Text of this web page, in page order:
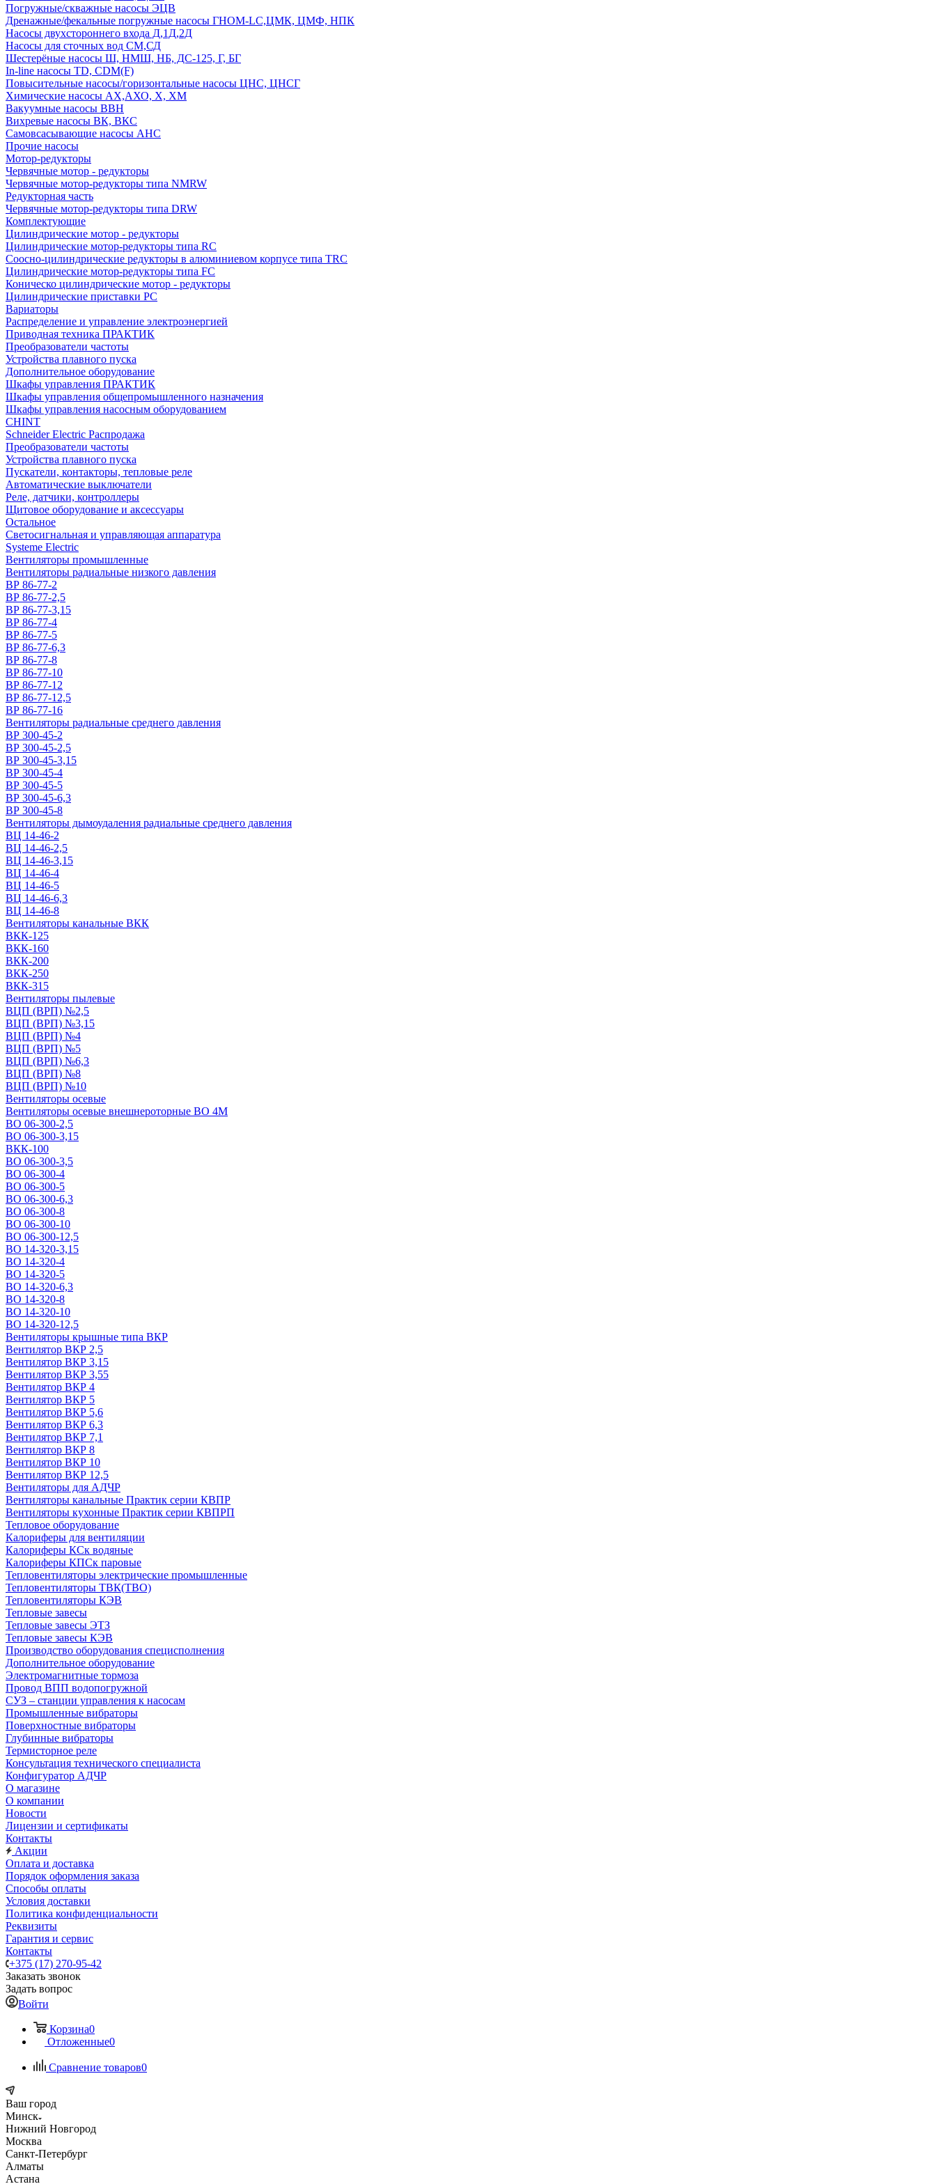
Погружные/скважные насосы ЭЦВ
Дренажные/фекальные погружные насосы ГНОМ-LC,ЦМК, ЦМФ, НПК
Насосы двухстороннего входа Д,1Д,2Д
Насосы для сточных вод СМ,СД
Шестерёные насосы Ш, НМШ, НБ, ДС-125, Г, БГ
In-line насосы TD, CDM(F)
Повысительные насосы/горизонтальные насосы ЦНС, ЦНСГ
Химические насосы АХ,АХО, Х, ХМ
Вакуумные насосы ВВН
Вихревые насосы ВК, ВКС
Самовсасывающие насосы АНС
Прочие насосы
Мотор-редукторы
Червячные мотор - редукторы
Червячные мотор-редукторы типа NMRW
Редукторная часть
Червячные мотор-редукторы типа DRW
Комплектующие
Цилиндрические мотор - редукторы
Цилиндрические мотор-редукторы типа RC
Соосно-цилиндрические редукторы в алюминиевом корпусе типа TRC
Цилиндрические мотор-редукторы типа FC
Коническо цилиндрические мотор - редукторы
Цилиндрические приставки PC
Вариаторы
Распределение и управление электроэнергией
Приводная техника ПРАКТИК
Преобразователи частоты
Устройства плавного пуска
Дополнительное оборудование
Шкафы управления ПРАКТИК
Шкафы управления общепромышленного назначения
Шкафы управления насосным оборудованием
CHINT
Schneider Electric Распродажа
Преобразователи частоты
Устройства плавного пуска
Пускатели, контакторы, тепловые реле
Автоматические выключатели
Реле, датчики, контроллеры
Щитовое оборудование и аксессуары
Остальное
Светосигнальная и управляющая аппаратура
Systeme Electric
Вентиляторы промышленные
Вентиляторы радиальные низкого давления
ВР 86-77-2
ВР 86-77-2,5
ВР 86-77-3,15
ВР 86-77-4
ВР 86-77-5
ВР 86-77-6,3
ВР 86-77-8
ВР 86-77-10
ВР 86-77-12
ВР 86-77-12,5
ВР 86-77-16
Вентиляторы радиальные среднего давления
ВР 300-45-2
ВР 300-45-2,5
ВР 300-45-3,15
ВР 300-45-4
ВР 300-45-5
ВР 300-45-6,3
ВР 300-45-8
Вентиляторы дымоудаления радиальные среднего давления
ВЦ 14-46-2
ВЦ 14-46-2,5
ВЦ 14-46-3,15
ВЦ 14-46-4
ВЦ 14-46-5
ВЦ 14-46-6,3
ВЦ 14-46-8
Вентиляторы канальные ВКК
ВКК-125
ВКК-160
ВКК-200
ВКК-250
ВКК-315
Вентиляторы пылевые
ВЦП (ВРП) №2,5
ВЦП (ВРП) №3,15
ВЦП (ВРП) №4
ВЦП (ВРП) №5
ВЦП (ВРП) №6,3
ВЦП (ВРП) №8
ВЦП (ВРП) №10
Вентиляторы осевые
Вентиляторы осевые внешнероторные ВО 4М
ВО 06-300-2,5
ВО 06-300-3,15
ВКК-100
ВО 06-300-3,5
ВО 06-300-4
ВО 06-300-5
ВО 06-300-6,3
ВО 06-300-8
ВО 06-300-10
ВО 06-300-12,5
ВО 14-320-3,15
ВО 14-320-4
ВО 14-320-5
ВО 14-320-6,3
ВО 14-320-8
ВО 14-320-10
ВО 14-320-12,5
Вентиляторы крышные типа ВКР
Вентилятор ВКР 2,5
Вентилятор ВКР 3,15
Вентилятор ВКР 3,55
Вентилятор ВКР 4
Вентилятор ВКР 5
Вентилятор ВКР 5,6
Вентилятор ВКР 6,3
Вентилятор ВКР 7,1
Вентилятор ВКР 8
Вентилятор ВКР 10
Вентилятор ВКР 12,5
Вентиляторы для АДЧР
Вентиляторы канальные Практик серии КВПР
Вентиляторы кухонные Практик серии КВПРП
Тепловое оборудование
Калориферы для вентиляции
Калориферы КСк водяные
Калориферы КПСк паровые
Тепловентиляторы электрические промышленные
Тепловентиляторы ТВК(ТВО)
Тепловентиляторы КЭВ
Тепловые завесы
Тепловые завесы ЭТЗ
Тепловые завесы КЭВ
Производство оборудования специсполнения
Дополнительное оборудование
Электромагнитные тормоза
Провод ВПП водопогружной
СУЗ – станции управления к насосам
Промышленные вибраторы
Поверхностные вибраторы
Глубинные вибраторы
Термисторное реле
Консультация технического специалиста
Конфигуратор АДЧР
О магазине
О компании
Новости
Лицензии и сертификаты
Контакты
Акции
Оплата и доставка
Порядок оформления заказа
Способы оплаты
Условия доставки
Политика конфиденциальности
Реквизиты
Гарантия и сервис
Контакты
+375 (17) 270-95-42
Заказать звонок
Задать вопрос
Войти
Корзина0
Отложенные0
Сравнение товаров0
Ваш город
Минск
Нижний Новгород
Москва
Санкт-Петербург
Алматы
Астана